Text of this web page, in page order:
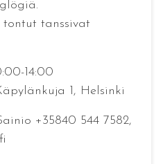
tontut tanssivat
14:00
1, Helsinki
+35840 544 7582,